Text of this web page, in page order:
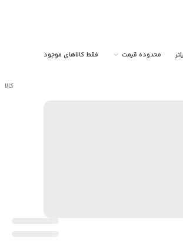
محدوده قیمت فقط کالاهای موجود
کالا